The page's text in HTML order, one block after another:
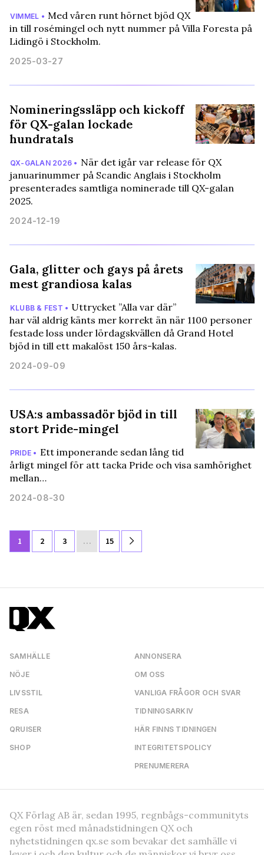
VIMMEL • Med våren runt hörnet bjöd QX
in till rosémingel och nytt nummer på Villa Foresta på
Lidingö i Stockholm.
2025-03-27
Nomineringssläpp och kickoff
för QX-galan lockade
hundratals
QX-GALAN 2026 • När det igår var release för QX
januarinummer på Scandic Anglais i Stockholm
presenterades samtliga nominerade till QX-galan
2025.
2024-12-19
Gala, glitter och gays på årets
mest grandiosa kalas
KLUBB & FEST • Uttrycket ”Alla var där”
har väl aldrig känts mer korrekt än när 1100 personer
festade loss under lördagskvällen då Grand Hotel
bjöd in till ett makalöst 150 års-kalas.
2024-09-09
USA:s ambassadör bjöd in till
stort Pride-mingel
PRIDE • Ett imponerande sedan lång tid
årligt mingel för att tacka Pride och visa samhörighet
mellan…
2024-08-30
1 2 3 … 15
SAMHÄLLE
NÖJE
LIVSSTIL
RESA
QRUISER
SHOP
ANNONSERA
OM OSS
VANLIGA FRÅGOR OCH SVAR
TIDNINGSARKIV
HÄR FINNS TIDNINGEN
INTEGRITETSPOLICY
PRENUMERERA
QX Förlag AB är, sedan 1995, regnbågs-communityts
egen röst med månadstidningen QX och
nyhetstidningen qx.se som bevakar det samhälle vi